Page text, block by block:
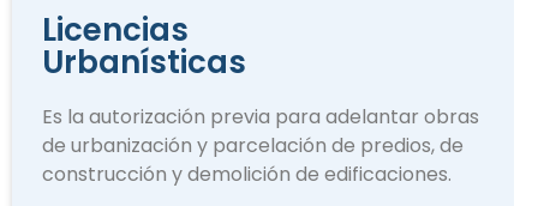
Licencias
Urbanísticas
Es la autorización previa para adelantar obras
de urbanización y parcelación de predios, de
construcción y demolición de edificaciones.